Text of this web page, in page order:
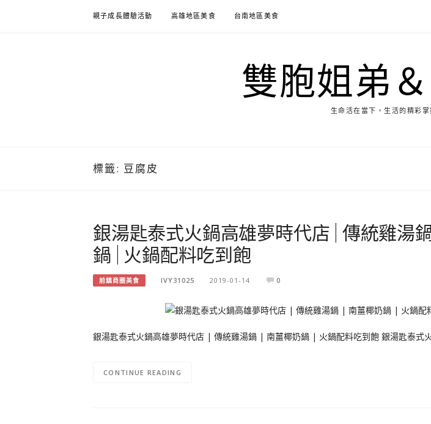
親子成長體驗活動 高雄地區美食 台南地區美食
雙胞姐弟
生命活在當下，生活的精彩
標籤: 豆腐皮
銀湯匙泰式火鍋高雄夢時代店 | 傳統雞湯
鍋 | 火鍋配料吃到飽
前鎮商圈美食 IVY31025 2019-01-14 0
銀湯匙泰式火鍋高雄夢時代店 | 傳統雞湯鍋 | 南薑椰奶鍋 | 火鍋配料吃到飽 銀湯匙泰式
CONTINUE READING